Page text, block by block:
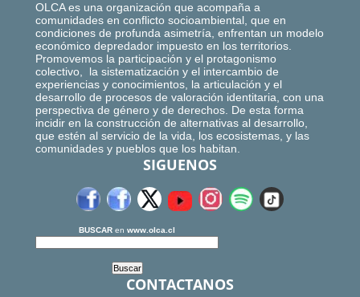
OLCA es una organización que acompaña a
comunidades en conflicto socioambiental, que en
condiciones de profunda asimetría, enfrentan un modelo
económico depredador impuesto en los territorios.
Promovemos la participación y el protagonismo
colectivo, la sistematización y el intercambio de
experiencias y conocimientos, la articulación y el
desarrollo de procesos de valoración identitaria, con una
perspectiva de género y de derechos. De esta forma
incidir en la construcción de alternativas al desarrollo,
que estén al servicio de la vida, los ecosistemas, y las
comunidades y pueblos que los habitan.
SIGUENOS
BUSCAR en www.olca.cl
CONTACTANOS